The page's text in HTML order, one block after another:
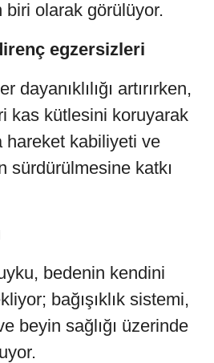
biri olarak görülüyor.
egzersizleri
dayanıklılığı artırırken,
kas kütlesini koruyarak
hareket kabiliyeti ve
sürdürülmesine katkı
bedenin kendini
bağışıklık sistemi,
beyin sağlığı üzerinde